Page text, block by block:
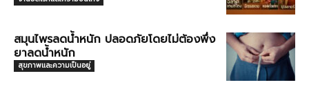
สมุนไพรลดน้ำหนัก ปลอดภัยโดยไม่ต้องพึ่ง
ยาลดน้ำหนัก
สุขภาพและความเป็นอยู่